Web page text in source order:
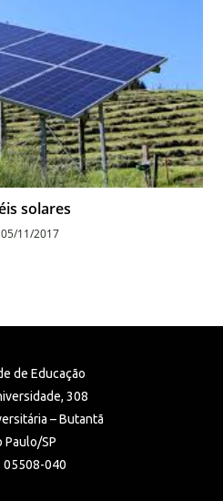
solares
05/11/2017
de Educação
308
– Butantã
Paulo/SP
05508-040